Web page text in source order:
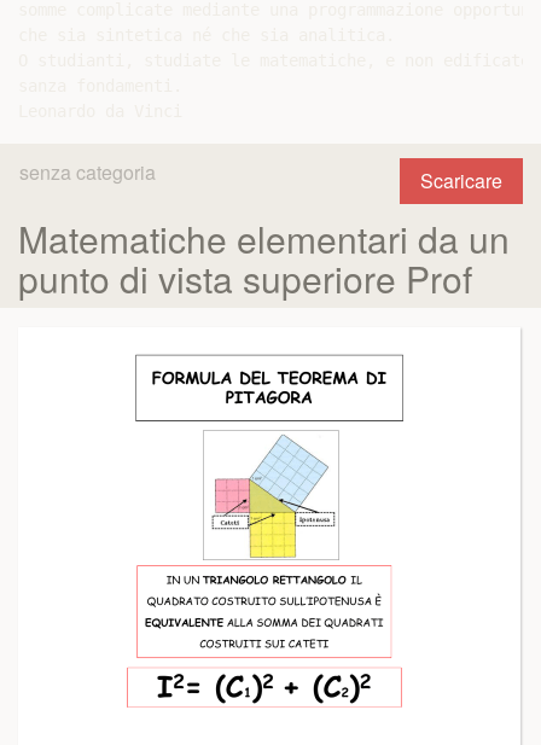
Scaricare
senza categoria
Matematiche elementari da un
punto di vista superiore Prof